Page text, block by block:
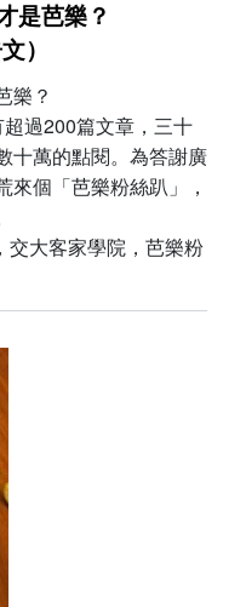
是芭樂？
）
樂？
超過200篇文章，三十
十萬的點閱。為答謝廣
個「芭樂粉絲趴」，
交大客家學院，芭樂粉